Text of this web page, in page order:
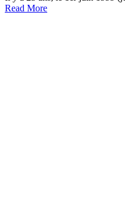
Read More